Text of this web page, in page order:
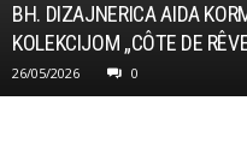
BH. DIZAJNERICA AIDA
KOLEKCIJOM „CÔTE DE
26/05/2026 0